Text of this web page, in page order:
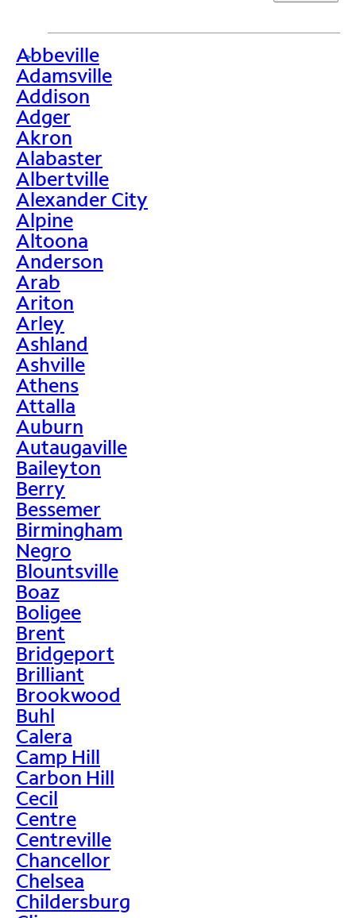
>
Abbeville
Adamsville
Addison
Adger
Akron
Alabaster
Albertville
Alexander City
Alpine
Altoona
Anderson
Arab
Ariton
Arley
Ashland
Ashville
Athens
Attalla
Auburn
Autaugaville
Baileyton
Berry
Bessemer
Birmingham
Negro
Blountsville
Boaz
Boligee
Brent
Bridgeport
Brilliant
Brookwood
Buhl
Calera
Camp Hill
Carbon Hill
Cecil
Centre
Centreville
Chancellor
Chelsea
Childersburg